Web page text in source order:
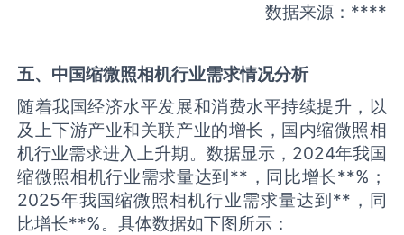
数据来源：****
五、中国缩微照相机行业需求情况分析
随着我国经济水平发展和消费水平持续提升，以
及上下游产业和关联产业的增长，国内缩微照相
机行业需求进入上升期。数据显示，2024年我国
缩微照相机行业需求量达到**，同比增长**%；
2025年我国缩微照相机行业需求量达到**，同
比增长**%。具体数据如下图所示：